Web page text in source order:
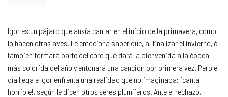
Igor es un pájaro que ansía cantar en el inicio de la primavera, como
lo hacen otras aves. Le emociona saber que, al finalizar el invierno, él
también formará parte del coro que dará la bienvenida a la época
más colorida del año y entonará una canción por primera vez. Pero el
día llega e Igor enfrenta una realidad que no imaginaba: ¡canta
horrible!, según le dicen otros seres plumíferos. Ante el rechazo,